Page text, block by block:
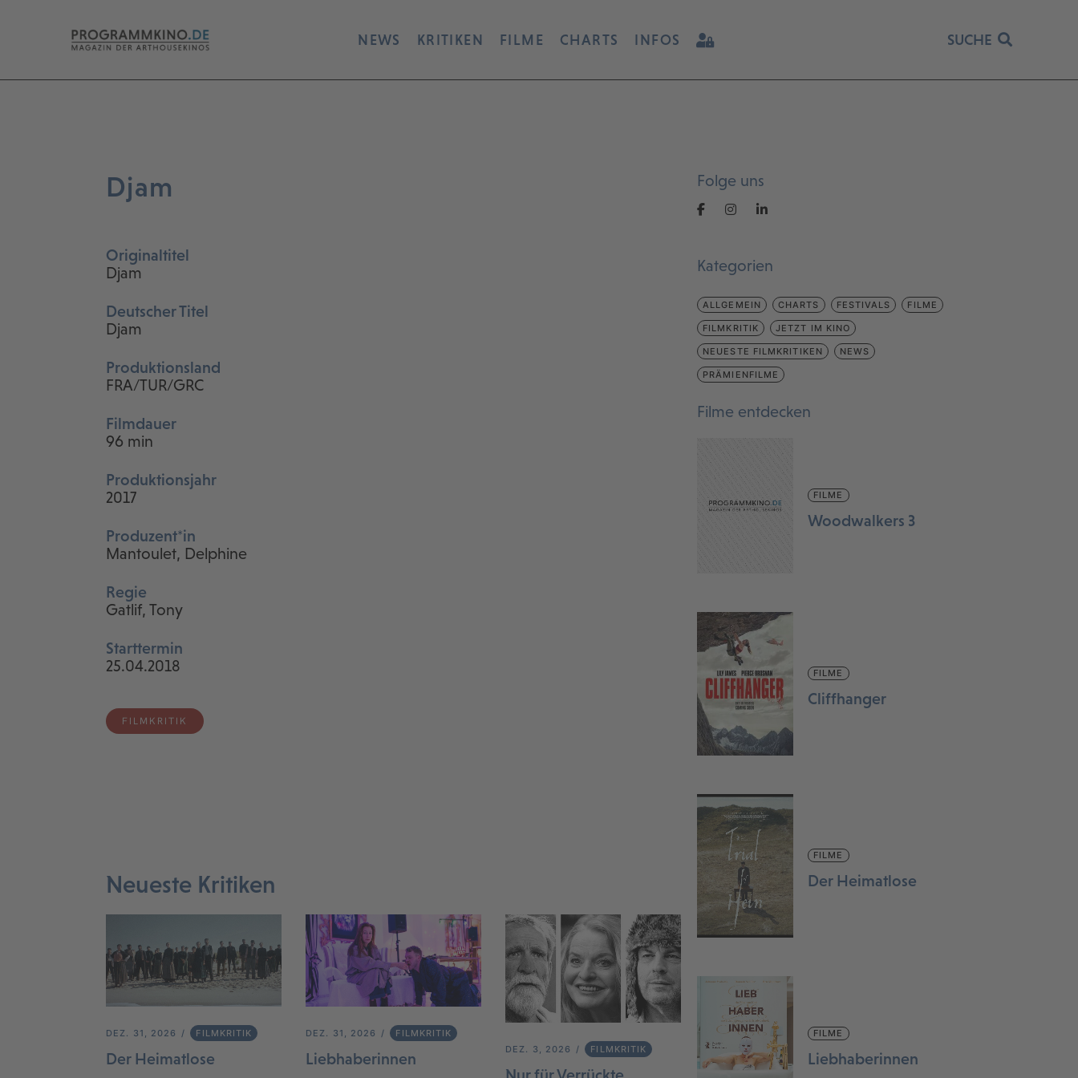
NEWS KRITIKEN FILME CHARTS INFOS SUCHE
Djam
Originaltitel
Djam
Deutscher Titel
Djam
Produktionsland
FRA/TUR/GRC
Filmdauer
96 min
Produktionsjahr
2017
Produzent*in
Mantoulet, Delphine
Regie
Gatlif, Tony
Starttermin
25.04.2018
FILMKRITIK
Neueste Kritiken
DEZ. 31, 2026 FILMKRITIK
Der Heimatlose
DEZ. 31, 2026 FILMKRITIK
Liebhaberinnen
DEZ. 3, 2026 FILMKRITIK
Folge uns
Kategorien
ALLGEMEIN CHARTS FESTIVALS FILME
FILMKRITIK JETZT IM KINO
NEUESTE FILMKRITIKEN NEWS
PRÄMIENFILME
Filme entdecken
FILME
Woodwalkers 3
FILME
Cliffhanger
FILME
Der Heimatlose
FILME
Liebhaberinnen